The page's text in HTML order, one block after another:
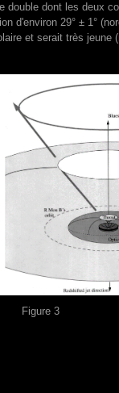
dont les deux
d'environ 29° ± 1°
et serait très jeune
3